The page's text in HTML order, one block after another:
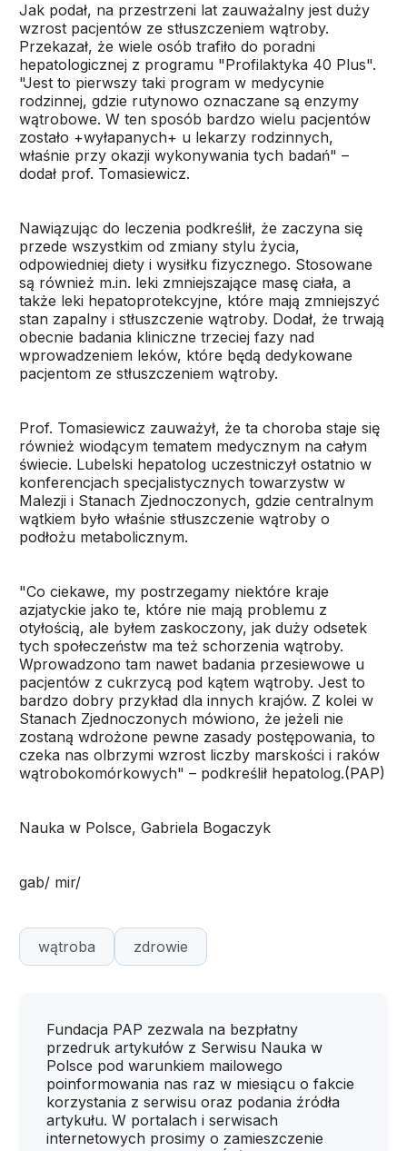
Jak podał, na przestrzeni lat zauważalny jest duży
wzrost pacjentów ze stłuszczeniem wątroby.
Przekazał, że wiele osób trafiło do poradni
hepatologicznej z programu "Profilaktyka 40 Plus".
"Jest to pierwszy taki program w medycynie
rodzinnej, gdzie rutynowo oznaczane są enzymy
wątrobowe. W ten sposób bardzo wielu pacjentów
zostało +wyłapanych+ u lekarzy rodzinnych,
właśnie przy okazji wykonywania tych badań" –
dodał prof. Tomasiewicz.
Nawiązując do leczenia podkreślił, że zaczyna się
przede wszystkim od zmiany stylu życia,
odpowiedniej diety i wysiłku fizycznego. Stosowane
są również m.in. leki zmniejszające masę ciała, a
także leki hepatoprotekcyjne, które mają zmniejszyć
stan zapalny i stłuszczenie wątroby. Dodał, że trwają
obecnie badania kliniczne trzeciej fazy nad
wprowadzeniem leków, które będą dedykowane
pacjentom ze stłuszczeniem wątroby.
Prof. Tomasiewicz zauważył, że ta choroba staje się
również wiodącym tematem medycznym na całym
świecie. Lubelski hepatolog uczestniczył ostatnio w
konferencjach specjalistycznych towarzystw w
Malezji i Stanach Zjednoczonych, gdzie centralnym
wątkiem było właśnie stłuszczenie wątroby o
podłożu metabolicznym.
"Co ciekawe, my postrzegamy niektóre kraje
azjatyckie jako te, które nie mają problemu z
otyłością, ale byłem zaskoczony, jak duży odsetek
tych społeczeństw ma też schorzenia wątroby.
Wprowadzono tam nawet badania przesiewowe u
pacjentów z cukrzycą pod kątem wątroby. Jest to
bardzo dobry przykład dla innych krajów. Z kolei w
Stanach Zjednoczonych mówiono, że jeżeli nie
zostaną wdrożone pewne zasady postępowania, to
czeka nas olbrzymi wzrost liczby marskości i raków
wątrobokomórkowych" – podkreślił hepatolog.(PAP)
Nauka w Polsce, Gabriela Bogaczyk
gab/ mir/
wątroba zdrowie
Fundacja PAP zezwala na bezpłatny
przedruk artykułów z Serwisu Nauka w
Polsce pod warunkiem mailowego
poinformowania nas raz w miesiącu o fakcie
korzystania z serwisu oraz podania źródła
artykułu. W portalach i serwisach
internetowych prosimy o zamieszczenie